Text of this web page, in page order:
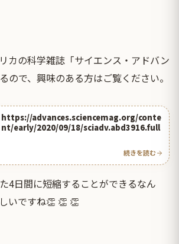
カの科学雑誌「サイエンス・アドバン
ので、興味のある方はご覧ください。
https://advances.sciencemag.org/conte
nt/early/2020/09/18/sciadv.abd3916.full
続きを読む
4日間に短縮することができるなん
いですね👏 👏 👏